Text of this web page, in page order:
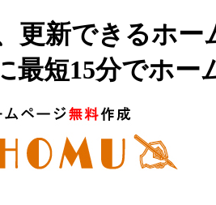
更新できるホ
最短15分でホ